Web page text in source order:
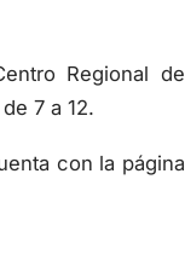
Regional de
7 a 12.
con la página